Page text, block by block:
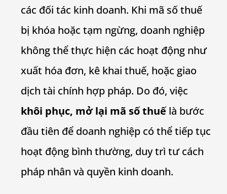
các đối tác kinh doanh. Khi mã số thuế
bị khóa hoặc tạm ngừng, doanh nghiệp
không thể thực hiện các hoạt động như
xuất hóa đơn, kê khai thuế, hoặc giao
dịch tài chính hợp pháp. Do đó, việc
khôi phục, mở lại mã số thuếlà bước
đầu tiên để doanh nghiệp có thể tiếp tục
hoạt động bình thường, duy trì tư cách
pháp nhân và quyền kinh doanh.